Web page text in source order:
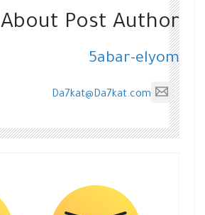
About Post Author
5abar-elyom
Da7kat@Da7kat.com